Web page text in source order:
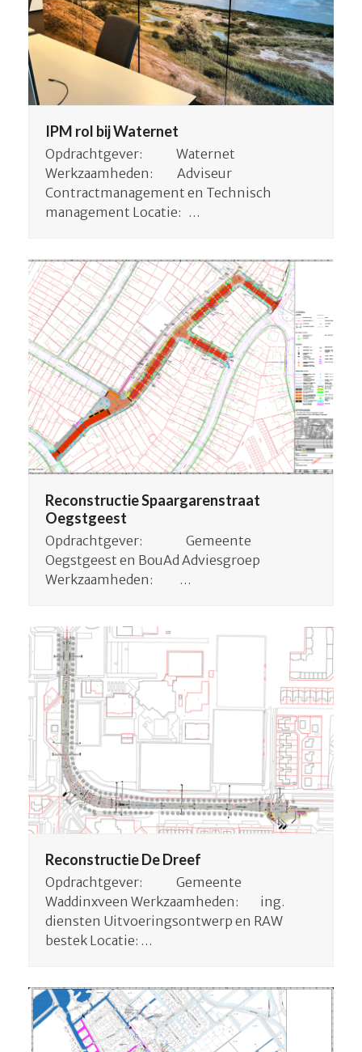
IPM rol bij Waternet
Opdrachtgever: Waternet
Werkzaamheden: Adviseur
Contractmanagement en Technisch
management Locatie: …
Reconstructie Spaargarenstraat
Oegstgeest
Opdrachtgever: Gemeente
Oegstgeest en BouAd Adviesgroep
Werkzaamheden: …
Reconstructie De Dreef
Opdrachtgever: Gemeente
Waddinxveen Werkzaamheden: ing.
diensten Uitvoeringsontwerp en RAW
bestek Locatie: …